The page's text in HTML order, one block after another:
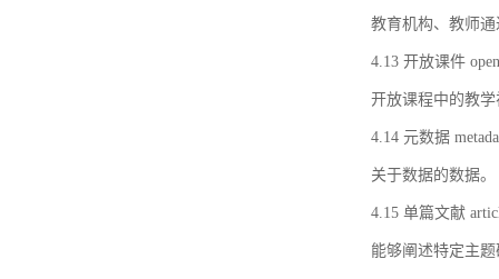
教育机构、教师
4.13 开放课件
开放课程中的教
4.14 元数据
关于数据的数据。
4.15 单篇文献
能够阐述特定主